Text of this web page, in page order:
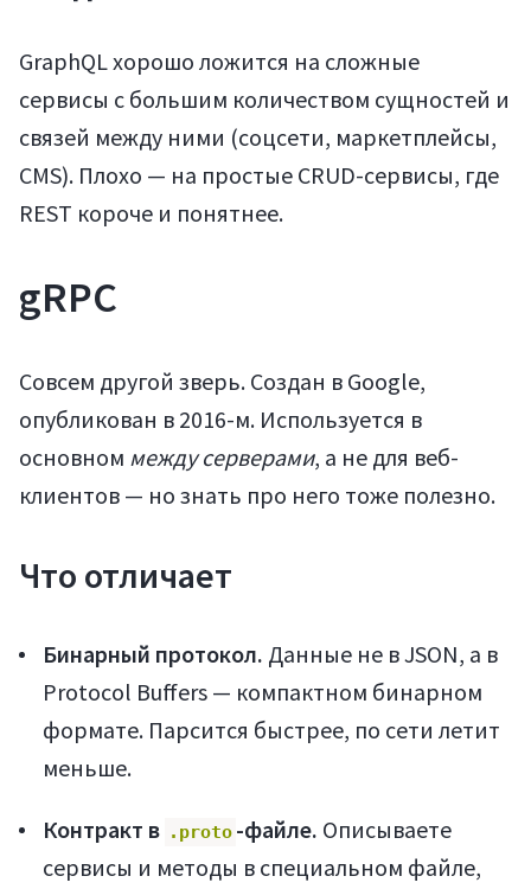
GraphQL хорошо ложится на сложные
сервисы с большим количеством сущностей и
связей между ними (соцсети, маркетплейсы,
CMS). Плохо — на простые CRUD-сервисы, где
REST короче и понятнее.
gRPC
Совсем другой зверь. Создан в Google,
опубликован в 2016-м. Используется в
основном между серверами, а не для веб-
клиентов — но знать про него тоже полезно.
Что отличает
Бинарный протокол. Данные не в JSON, а в
Protocol Buffers — компактном бинарном
формате. Парсится быстрее, по сети летит
меньше.
Контракт в .proto -файле. Описываете
сервисы и методы в специальном файле,